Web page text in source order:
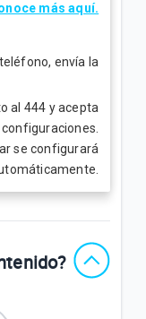
más aquí.
envía la
al 444 y acepta
configuraciones.
se configurará